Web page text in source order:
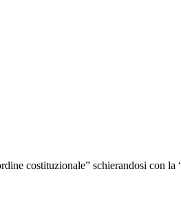
costituzionale” schierandosi con la